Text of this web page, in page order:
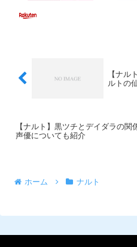
【ナル
ルトの
【ナルト】黒ツチとデイダラの関
声優についても紹介
ホーム ナルト